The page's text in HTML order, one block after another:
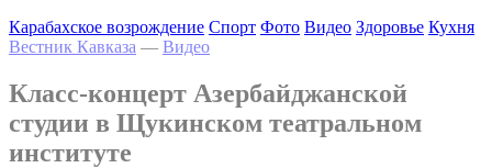
Карабахское возрождение Спорт Фото Видео Здоровье Кухня
Вестник Кавказа — Видео
Класс-концерт Азербайджанской
студии в Щукинском театральном
институте